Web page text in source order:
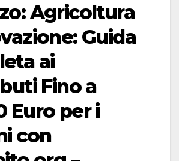
Agricoltura
Guida
ai
Fino a
Euro per i
con